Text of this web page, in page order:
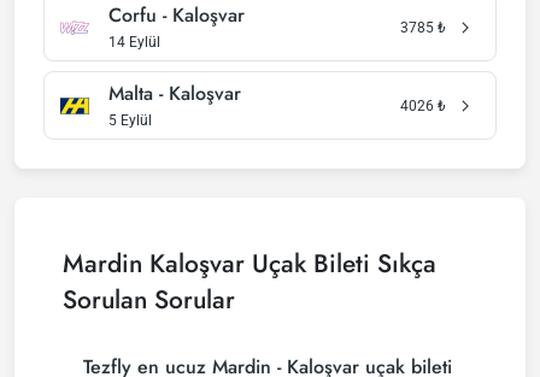
Corfu - Kaloşvar
14 Eylül
3785 ₺
Malta - Kaloşvar
5 Eylül
4026 ₺
Mardin Kaloşvar Uçak Bileti Sıkça
Sorulan Sorular
Tezfly en ucuz Mardin - Kaloşvar uçak bileti